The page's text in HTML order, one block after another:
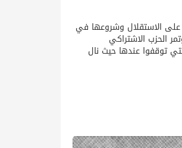
الاستقلال وشروعها في
الحزب الاشتراكي
الحديث التي توقفوا عندها حيث نال